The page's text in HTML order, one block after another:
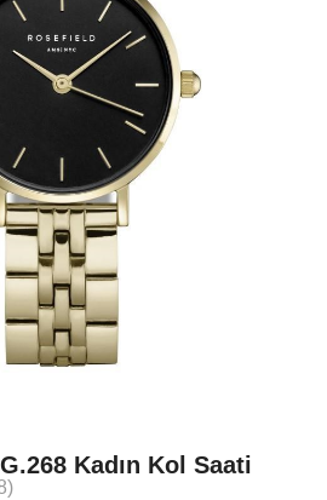
Kadın Kol Saati